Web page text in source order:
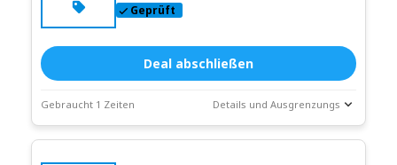
Geprüft
Deal abschließen
Gebraucht 1 Zeiten Details und Ausgrenzungs
Deal-
Coupon-Beschreibung